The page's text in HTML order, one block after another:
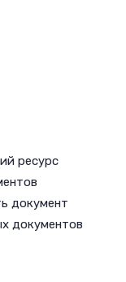
ресурс
документ
документов